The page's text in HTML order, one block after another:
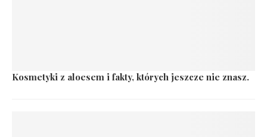
Kosmetyki z aloesem i fakty, których jeszcze nie znasz.